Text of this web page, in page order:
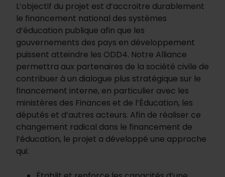
L’objectif du projet est d’accroitre durablement
le financement national des systèmes
d’éducation publique afin que les
gouvernements des pays en développement
puissent atteindre les ODD4. Notre Alliance
permettra aux partenaires de la société civile de
contribuer à un dialogue plus stratégique sur le
financement interne, en particulier avec les
ministères des Finances et de l’Éducation, les
députés et d’autres acteurs. Afin de réaliser ce
changement radical dans le financement de
l’éducation, le projet a développé une approche
qui: